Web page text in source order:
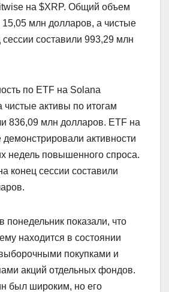
на $XRP. Общий объем
15,05 млн долларов, а чистые
составили 993,29 млн
по ETF на Solana
чистые активы по итогам
836,09 млн долларов. ETF на
активности
недель повышенного спроса.
конец сессии составили
понедельник показали, что
находится в состоянии
покупками и
акций отдельных фондов.
был широким, но его